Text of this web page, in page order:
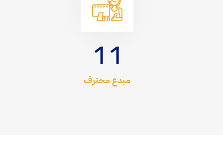
1
1
مبدع محترف